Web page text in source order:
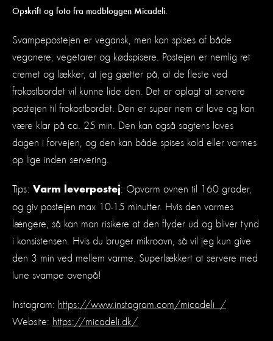
Opskrift og foto fra madbloggen Micadeli.
Svampepostejen er vegansk, men kan spises af både
veganere, vegetarer og kødspisere. Postejen er nemlig ret
cremet og lækker, at jeg gætter på, at de fleste ved
frokostbordet vil kunne lide den. Det er oplagt at servere
postejen til frokostbordet. Den er super nem at lave og kan
være klar på ca. 25 min. Den kan også sagtens laves
dagen i forvejen, og den kan både spises kold eller varmes
op lige inden servering.
Tips: Varm leverpostej: Opvarm ovnen til 160 grader,
og giv postejen max 10-15 minutter. Hvis den varmes
længere, så kan man risikere at den flyder ud og bliver tynd
i konsistensen. Hvis du bruger mikroovn, så vil jeg kun give
den 3 min ved mellem varme. Superlækkert at servere med
lune svampe ovenpå!
Instagram: https://www.instagram.com/micadeli_/
Website: https://micadeli.dk/